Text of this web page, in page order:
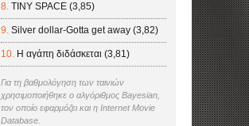
TINY SPACE (3,85)
Silver dollar-Gotta get away (3,82)
Η αγάπη διδάσκεται (3,81)
Για τη βαθμολόγηση των ταινιών
χρησιμοποιήθηκε ο αλγόριθμος Bayesian,
τον οποίο εφαρμόζει και η Internet Movie
Database.